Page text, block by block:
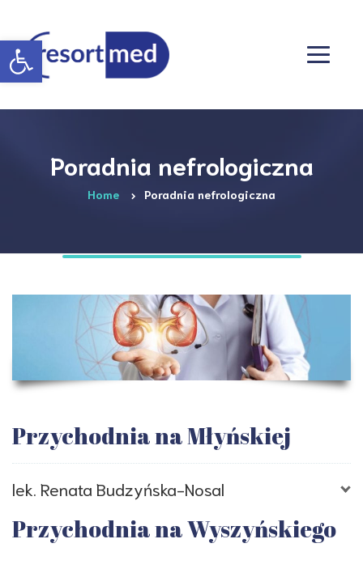
Otwórz pasek narzędzi
Poradnia nefrologiczna
Home Poradnia nefrologiczna
Przychodnia na Młyńskiej
lek. Renata Budzyńska-Nosal
Przychodnia na Wyszyńskiego